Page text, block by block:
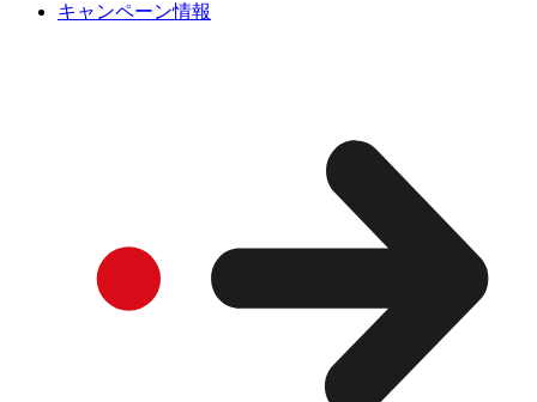
キャンペーン情報